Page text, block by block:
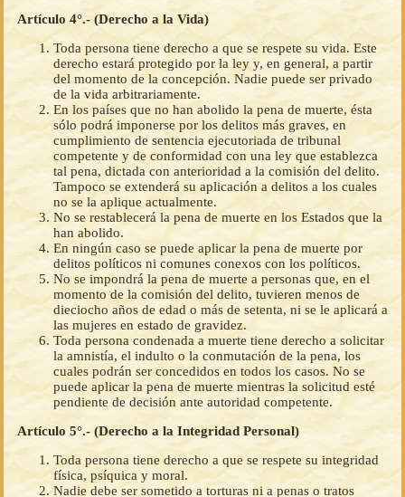
Artículo 4°.- (Derecho a la Vida)
Toda persona tiene derecho a que se respete su vida. Este
derecho estará protegido por la ley y, en general, a partir
del momento de la concepción. Nadie puede ser privado
de la vida arbitrariamente.
En los países que no han abolido la pena de muerte, ésta
sólo podrá imponerse por los delitos más graves, en
cumplimiento de sentencia ejecutoriada de tribunal
competente y de conformidad con una ley que establezca
tal pena, dictada con anterioridad a la comisión del delito.
Tampoco se extenderá su aplicación a delitos a los cuales
no se la aplique actualmente.
No se restablecerá la pena de muerte en los Estados que la
han abolido.
En ningún caso se puede aplicar la pena de muerte por
delitos políticos ni comunes conexos con los políticos.
No se impondrá la pena de muerte a personas que, en el
momento de la comisión del delito, tuvieren menos de
dieciocho años de edad o más de setenta, ni se le aplicará a
las mujeres en estado de gravidez.
Toda persona condenada a muerte tiene derecho a solicitar
la amnistía, el indulto o la conmutación de la pena, los
cuales podrán ser concedidos en todos los casos. No se
puede aplicar la pena de muerte mientras la solicitud esté
pendiente de decisión ante autoridad competente.
Artículo 5°.- (Derecho a la Integridad Personal)
Toda persona tiene derecho a que se respete su integridad
física, psíquica y moral.
Nadie debe ser sometido a torturas ni a penas o tratos